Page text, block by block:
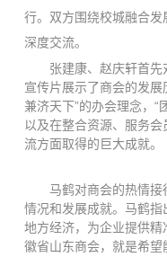
行。双方围绕校城融合
深度交流。
张建康、赵庆轩首
宣传片展示了商会的发展
兼济天下”的办会理念，“
以及在整合资源、服务
流方面取得的巨大成就。
马鹤对商会的热情
情况和发展成就。马鹤
地方经济，为企业提供
徽省山东商会，就是希